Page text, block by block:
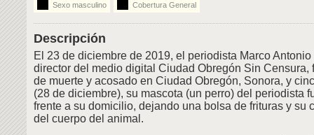
Sexo masculino Cobertura General
Descripción
El 23 de diciembre de 2019, el periodista Marco
director del medio digital Ciudad Obregón Sin Censura,
de muerte y acosado en Ciudad Obregón, Sonora, y
(28 de diciembre), su mascota (un perro) del periodista
frente a su domicilio, dejando una bolsa de frituras y su
del cuerpo del animal.